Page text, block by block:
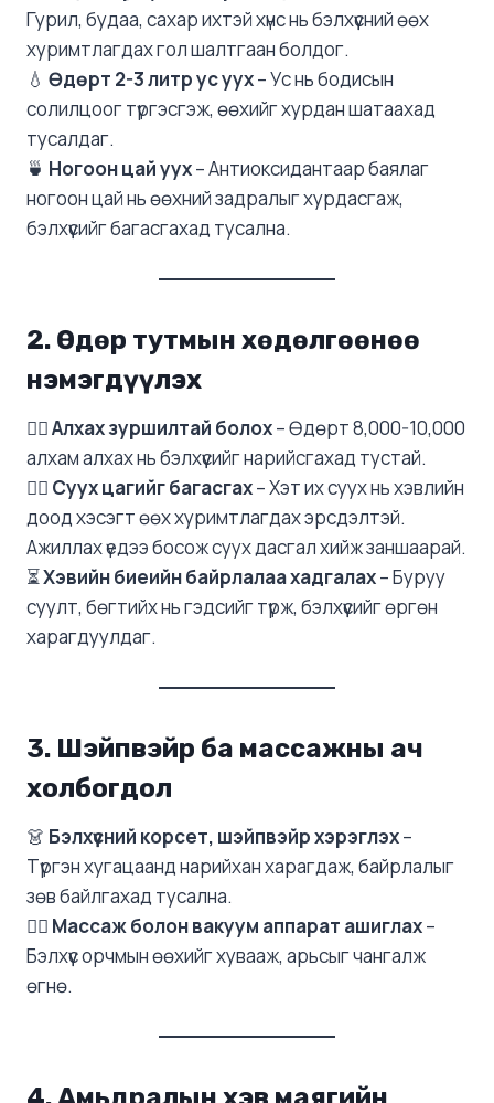
Гурил, будаа, сахар ихтэй хүнс нь бэлхүүсний өөх
хуримтлагдах гол шалтгаан болдог.
💧 Өдөрт 2-3 литр ус уух– Ус нь бодисын
солилцоог түргэсгэж, өөхийг хурдан шатаахад
тусалдаг.
🍵 Ногоон цай уух– Антиоксидантаар баялаг
ногоон цай нь өөхний задралыг хурдасгаж,
бэлхүүсийг багасгахад тусална.
2. Өдөр тутмын хөдөлгөөнөө
нэмэгдүүлэх
🚶‍♀️Алхах зуршилтай болох– Өдөрт 8,000-10,000
алхам алхах нь бэлхүүсийг нарийсгахад тустай.
🧘‍♀️ Суух цагийг багасгах– Хэт их суух нь хэвлийн
доод хэсэгт өөх хуримтлагдах эрсдэлтэй.
Ажиллах үедээ босож суух дасгал хийж заншаарай.
⏳Хэвийн биеийн байрлалаа хадгалах– Буруу
суулт, бөгтийх нь гэдсийг түрж, бэлхүүсийг өргөн
харагдуулдаг.
3. Шэйпвэйр ба массажны ач
холбогдол
👗 Бэлхүүсний корсет, шэйпвэйр хэрэглэх–
Түргэн хугацаанд нарийхан харагдаж, байрлалыг
зөв байлгахад тусална.
💆‍♀️ Массаж болон вакуум аппарат ашиглах–
Бэлхүүс орчмын өөхийг хувааж, арьсыг чангалж
өгнө.